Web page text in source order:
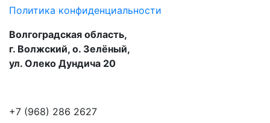
Политика конфиденциальности
Волгоградская область,
г. Волжский, о. Зелёный,
ул. Олеко Дундича 20
+7 (968) 286 2627